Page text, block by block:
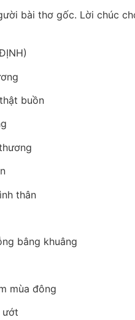
bài thơ gốc. Lời chúc
buồn
thân
bâng khuâng
mùa đông
ướt